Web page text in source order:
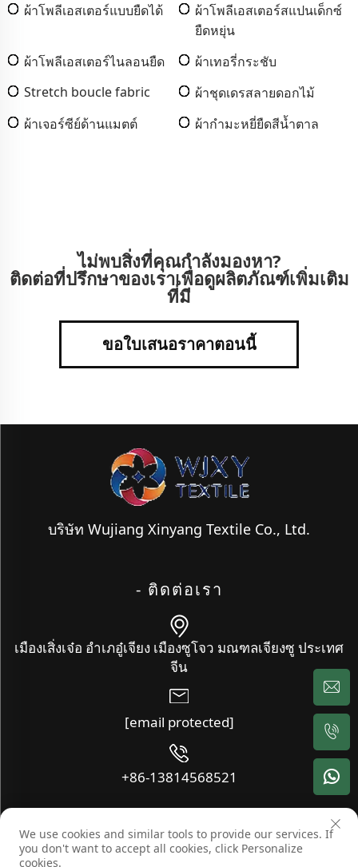
ผ้าโพลีเอสเตอร์แบบยืดได้
ผ้าโพลีเอสเตอร์สแปนเด็กซ์
ยืดหยุ่น
ผ้าโพลีเอสเตอร์ไนลอนยืด
ผ้าเทอรี่กระชับ
Stretch boucle fabric
ผ้าชุดเดรสลายดอกไม้
ผ้าเจอร์ซีย์ด้านแมตต์
ผ้ากำมะหยี่ยืดสีน้ำตาล
ไม่พบสิ่งที่คุณกำลังมองหา?
ติดต่อที่ปรึกษาของเราเพื่อดูผลิตภัณฑ์เพิ่มเติม
ที่มี
ขอใบเสนอราคาตอนนี้
บริษัท Wujiang Xinyang Textile Co., Ltd.
- ติดต่อเรา
เมืองเสิ่งเจ๋อ อำเภอู๋เจียง เมืองซูโจว มณฑลเจียงซู ประเทศ
จีน
[email protected]
+86-13814568521
ลิขสิทธิ์ © บริษัท Wujiang Xinyang Textile Co., Ltd. สงวนลิขสิทธิ์ทุก
ประการ -บล็อก -นโยบายความเป็นส่วนตัว
We use cookies and similar tools to provide our services. If
you don't want to accept all cookies, click Personalize
cookies.